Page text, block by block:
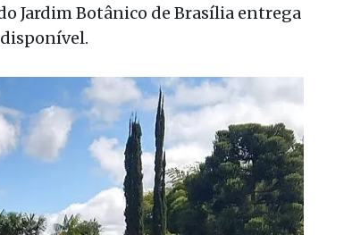
Jardim Botânico de Brasília entrega